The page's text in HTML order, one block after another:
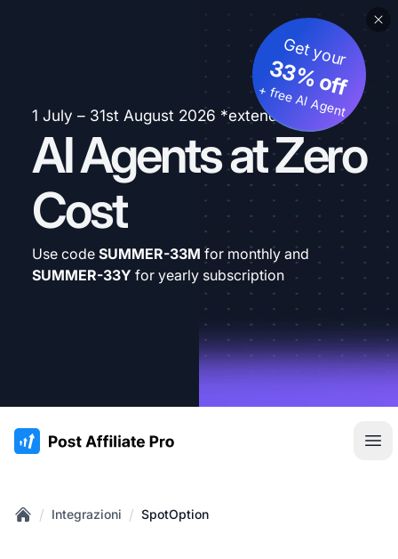
1 July – 31st August 2026 *extended
AI Agents at Zero
Cost
Get your
33% off
+ free AI Agent
Use code SUMMER-33M for monthly and
SUMMER-33Y for yearly subscription
:site.title
/ Integrazioni / SpotOption